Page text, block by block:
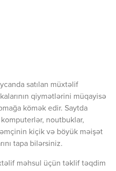
satılan müxtəlif
qiymətlərini müqayisə
kömək edir. Saytda
noutbuklar,
kiçik və böyük məişət
tapa bilərsiniz.
məhsul üçün təklif təqdim